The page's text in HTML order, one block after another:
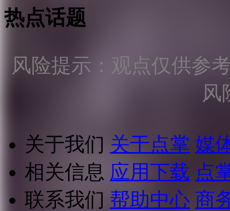
热点话题
风险提示：观点仅供参
风
关于我们 关于点掌 媒
相关信息 应用下载 点
联系我们 帮助中心 商